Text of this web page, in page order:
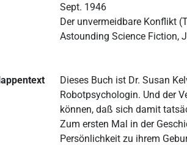
Sept. 1946
Der unvermeidbare Konflikt
Astounding Science Fiction,
Dieses Buch ist Dr. Susan
Robotpsychologin. Und der
können, daß sich damit
Zum ersten Mal in der
Persönlichkeit zu ihrem